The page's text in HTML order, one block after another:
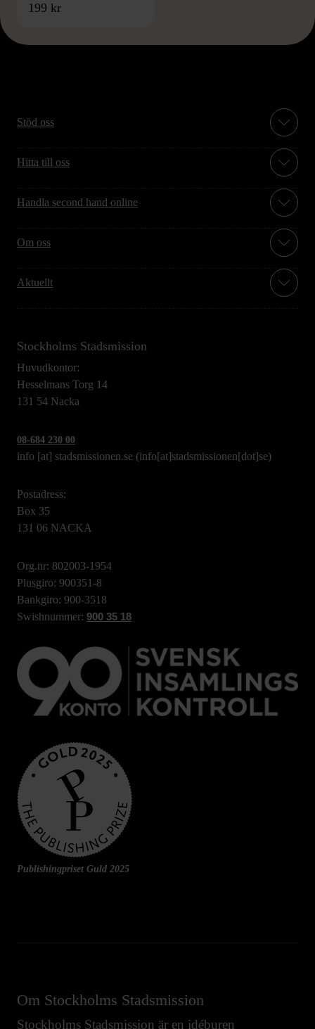
199 kr
Stöd oss
Hitta till oss
Handla second hand online
Om oss
Aktuellt
Stockholms Stadsmission
Huvudkontor:
Hesselmans Torg 14
131 54 Nacka
08-684 230 00
info [at] stadsmissionen.se (info[at]stadsmissionen[dot]se)
Postadress:
Box 35
131 06 NACKA
Org.nr: 802003-1954
Plusgiro: 900351-8
Bankgiro: 900-3518
Swishnummer: 900 35 18
Publishingpriset Guld 2025
Om Stockholms Stadsmission
Stockholms Stadsmission är en idéburen